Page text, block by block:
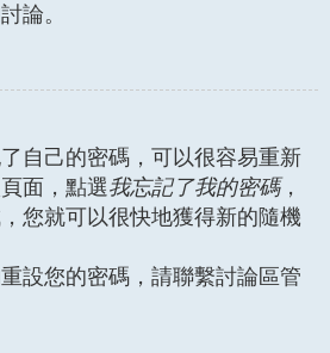
論。
自己的密碼，可以很容易重新
面，點選我忘記了我的密碼，
您就可以很快地獲得新的隨機
設您的密碼，請聯繫討論區管